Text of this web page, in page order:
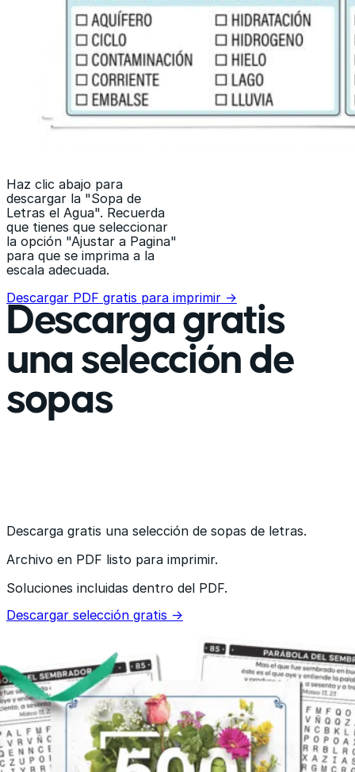
Haz clic abajo para
descargar la "Sopa de
Letras el Agua". Recuerda
que tienes que seleccionar
la opción "Ajustar a Pagina"
para que se imprima a la
escala adecuada.
Descargar PDF gratis para imprimir →
Descarga gratis
una selección de
sopas
Descarga gratis una selección de sopas de letras.
Archivo en PDF listo para imprimir.
Soluciones incluidas dentro del PDF.
Descargar selección gratis →